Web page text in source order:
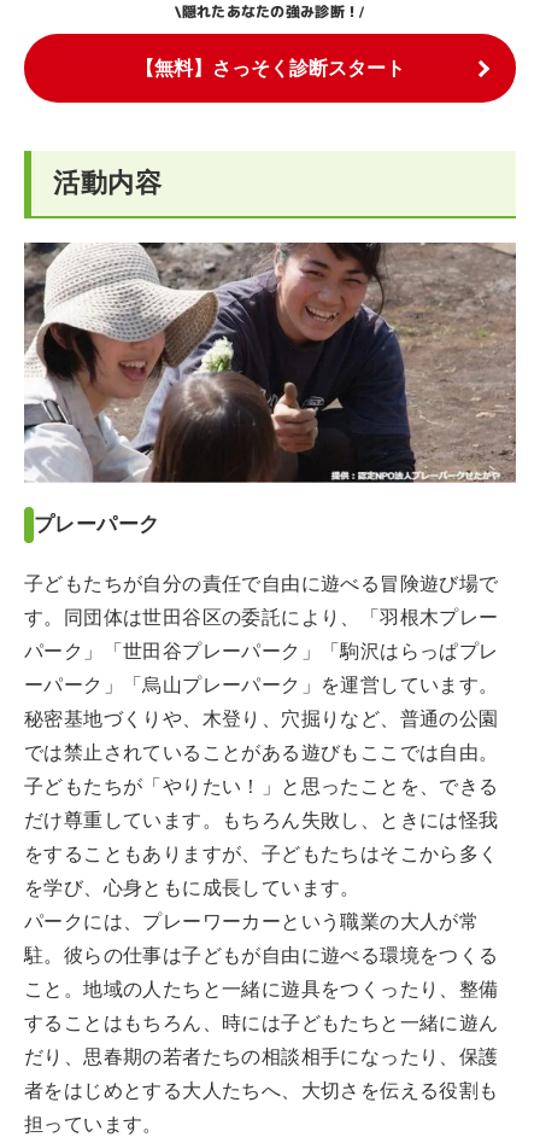
\隠れたあなたの強み診断！/
【無料】さっそく診断スタート
活動内容
プレーパーク
子どもたちが自分の責任で自由に遊べる冒険遊び場で
す。同団体は世田谷区の委託により、「羽根木プレー
パーク」「世田谷プレーパーク」「駒沢はらっぱプレ
ーパーク」「烏山プレーパーク」を運営しています。
秘密基地づくりや、木登り、穴掘りなど、普通の公園
では禁止されていることがある遊びもここでは自由。
子どもたちが「やりたい！」と思ったことを、できる
だけ尊重しています。もちろん失敗し、ときには怪我
をすることもありますが、子どもたちはそこから多く
を学び、心身ともに成長しています。
パークには、プレーワーカーという職業の大人が常
駐。彼らの仕事は子どもが自由に遊べる環境をつくる
こと。地域の人たちと一緒に遊具をつくったり、整備
することはもちろん、時には子どもたちと一緒に遊ん
だり、思春期の若者たちの相談相手になったり、保護
者をはじめとする大人たちへ、大切さを伝える役割も
担っています。